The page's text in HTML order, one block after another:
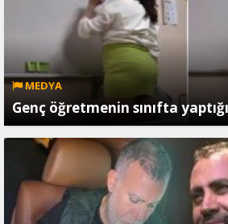
MEDYA
Genç öğretmenin sınıfta